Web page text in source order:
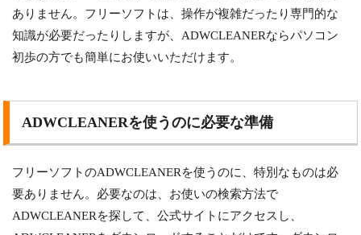
ありません。フリーソフトは、操作が複雑だったり専門的な
知識が必要だったりしますが、ADWCLEANERならパソコン
初歩の方でも簡単にお使いいただけます。
ADWCLEANERを使うのに必要な準備
フリーソフトのADWCLEANERを使うのに、特別なものは必
要ありません。必要なのは、お使いの検索方法で
ADWCLEANERを探して、公式サイトにアクセスし、